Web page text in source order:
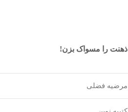
ذهنت را مسواک بزن!
مرضیه فضلی